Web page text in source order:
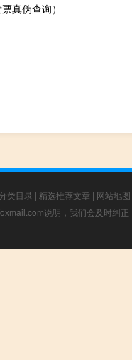
真伪查询）
类目录 | 精选推荐文章 | 网站地图
说明，我们会及时纠正